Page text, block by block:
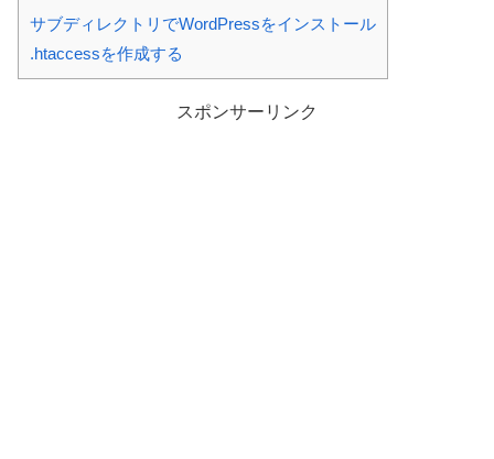
サブディレクトリでWordPressをインストール
.htaccessを作成する
スポンサーリンク